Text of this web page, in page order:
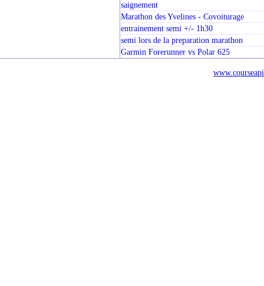
saignement
Marathon des Yvelines - Covoiturage
entrainement semi +/- 1h30
semi lors de la preparation marathon
Garmin Forerunner vs Polar 625